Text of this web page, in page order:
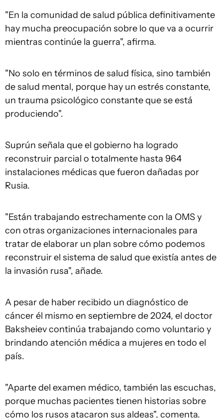
"En la comunidad de salud pública definitivamente
hay mucha preocupación sobre lo que va a ocurrir
mientras continúe la guerra", afirma.
"No solo en términos de salud física, sino también
de salud mental, porque hay un estrés constante,
un trauma psicológico constante que se está
produciendo".
Suprún señala que el gobierno ha logrado
reconstruir parcial o totalmente hasta 964
instalaciones médicas que fueron dañadas por
Rusia.
"Están trabajando estrechamente con la OMS y
con otras organizaciones internacionales para
tratar de elaborar un plan sobre cómo podemos
reconstruir el sistema de salud que existía antes de
la invasión rusa", añade.
A pesar de haber recibido un diagnóstico de
cáncer él mismo en septiembre de 2024, el doctor
Baksheiev continúa trabajando como voluntario y
brindando atención médica a mujeres en todo el
país.
"Aparte del examen médico, también las escuchas,
porque muchas pacientes tienen historias sobre
cómo los rusos atacaron sus aldeas", comenta.